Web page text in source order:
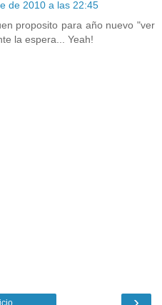
de 2010 a las 22:45
proposito para año nuevo "ver
la espera... Yeah!